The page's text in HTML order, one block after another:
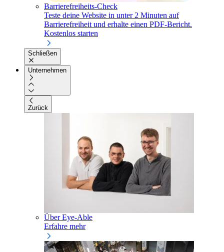
Barrierefreiheits-Check
Teste deine Website in unter 2 Minuten auf
Barrierefreiheit und erhalte einen PDF-Bericht.
Kostenlos starten
Schließen
Unternehmen
Zurück
Über Eye-Able
Erfahre mehr